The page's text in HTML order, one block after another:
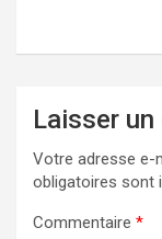
Laisser
Votre adresse e-
obligatoires sont
Commentaire *